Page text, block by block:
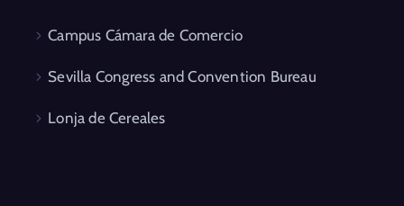
Campus Cámara de Comercio
Sevilla Congress and Convention Bureau
Lonja de Cereales